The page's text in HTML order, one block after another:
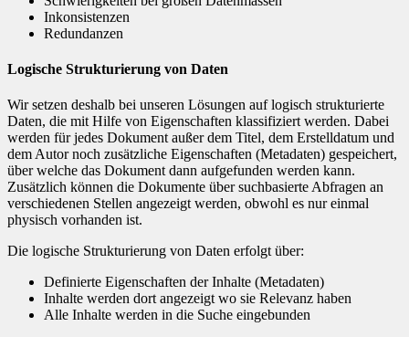
Inkonsistenz​en
Redundanzen
Logische Strukturierung von Daten
Wir setzen deshalb bei unseren Lösungen auf logisch strukturierte
Daten, die mit Hilfe von Eigenschaften klassifiziert werden. Dabei
werden für jedes Dokument außer dem Titel, dem Erstelldatum und
dem Autor noch zusätzliche Eigenschaften (Metadaten) gespeichert,
über welche das Dokument dann aufgefunden werden kann.
Zusätzlich können die Dokumente über suchbasierte Abfragen an
verschiedenen Stellen angezeigt werden, obwohl es nur einmal
physisch vorhanden ist.
Die logische Strukturierung von Daten erfolgt über​:
Definierte Eigenschaften der Inhalte​ (Metadaten)
Inhalte werden dort angezeigt wo sie Relevanz haben​
Alle Inhalte werden in die Suche eingebunden​